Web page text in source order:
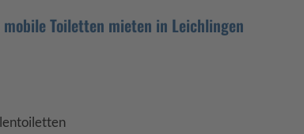
Toiletten mieten in Leichlingen